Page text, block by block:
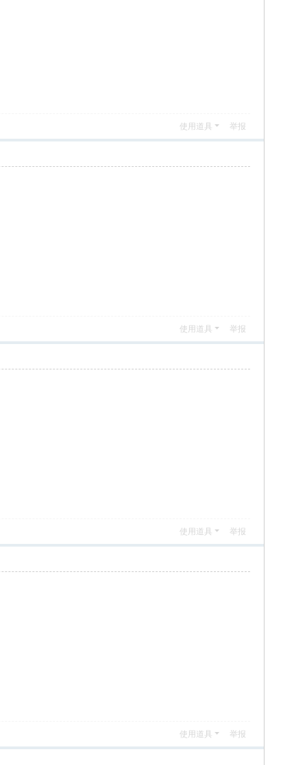
使用道具 举报
使用道具 举报
使用道具 举报
使用道具 举报